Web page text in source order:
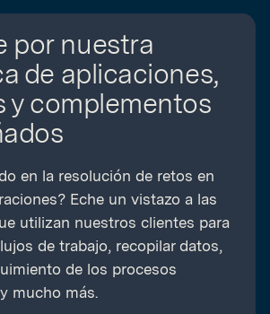
por nuestra
de aplicaciones,
y complementos
en la resolución de retos en
Eche un vistazo a las
utilizan nuestros clientes para
de trabajo, recopilar datos,
de los procesos
mucho más.